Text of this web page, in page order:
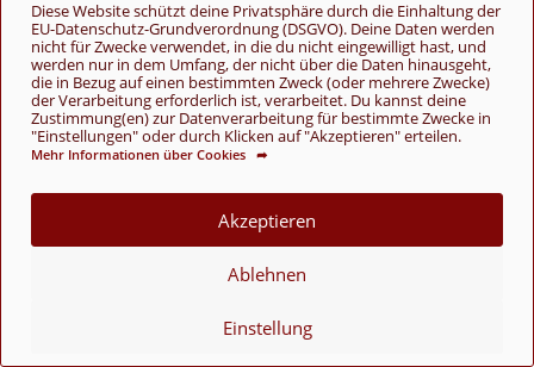
Diese Website schützt deine Privatsphäre durch die Einhaltung der
EU-Datenschutz-Grundverordnung (DSGVO). Deine Daten werden
nicht für Zwecke verwendet, in die du nicht eingewilligt hast, und
werden nur in dem Umfang, der nicht über die Daten hinausgeht,
die in Bezug auf einen bestimmten Zweck (oder mehrere Zwecke)
der Verarbeitung erforderlich ist, verarbeitet. Du kannst deine
Zustimmung(en) zur Datenverarbeitung für bestimmte Zwecke in
"Einstellungen" oder durch Klicken auf "Akzeptieren" erteilen.
Mehr Informationen über Cookies ➦
Akzeptieren
Ablehnen
Einstellung
9 Terrakotta